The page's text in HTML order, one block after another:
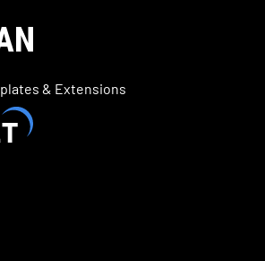
& Extensions